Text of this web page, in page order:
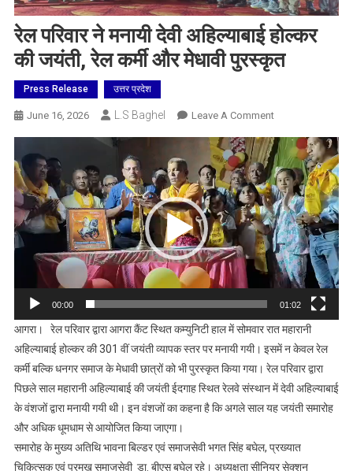
रेल परिवार ने मनायी देवी अहिल्याबाई होल्कर
की जयंती, रेल कर्मी और मेधावी पुरस्कृत
Press Release उत्तर प्रदेश
June 16, 2026 L.S Baghel Leave A CommentOn
परिवार
ने
मनायी
देवी
अहिल्याबाई
होल्कर
की
जयंती,
और
मेधावी
पुरस्कृत
Player
00:00 01:02
आगरा। रेल परिवार द्वारा आगरा कैंट स्थित कम्युनिटी हाल में सोमवार रात महारानी
अहिल्याबाई होल्कर की 301 वीं जयंती व्यापक स्तर पर मनायी गयी। इसमें न केवल रेल
कर्मी बल्कि धनगर समाज के मेधावी छात्रों को भी पुरस्कृत किया गया। रेल परिवार द्वारा
पिछले साल महारानी अहिल्याबाई की जयंती ईदगाह स्थित रेलवे संस्थान में देवी अहिल्याबाई
के वंशजों द्वारा मनायी गयी थी। इन वंशजों का कहना है कि अगले साल यह जयंती समारोह
और अधिक धूमधाम से आयोजित किया जाएगा।
समारोह के मुख्य अतिथि भावना बिल्डर एवं समाजसेवी भगत सिंह बघेल, प्रख्यात
चिकित्सक एवं प्रमुख समाजसेवी डा. बीएस बघेल रहे। अध्यक्षता सीनियर सेक्शन